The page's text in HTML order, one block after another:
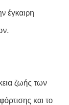
έγκαιρη
ζωής των
και το